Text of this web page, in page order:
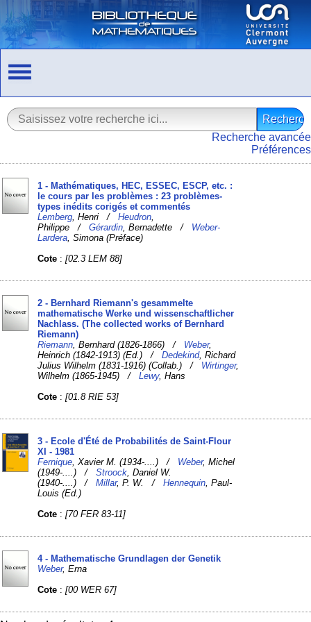
Recherche avancée
Préférences
1 - Mathématiques, HEC, ESSEC, ESCP, etc. :
le cours par les problèmes : 23 problèmes-
types inédits corigés et commentés
Lemberg , Henri /Heudron
Philippe /Gérardin , Bernadette / Weber-
Lardera , Simona (Préface)
Cote :[02.3 LEM 88]
2 - Bernhard Riemann's gesammelte
mathematische Werke und wissenschaftlicher
Nachlass. (The collected works of Bernhard
Riemann)
Riemann , Bernhard (1826-1866) / Weber,
Heinrich (1842-1913) (Ed.) /Dedekind, Richard
Julius Wilhelm (1831-1916) (Collab.) / Wirtinger,
Wilhelm (1865-1945) /Lewy, Hans
Cote :[01.8 RIE 53]
3 - Ecole d'Été de Probabilités de Saint-Flour
XI - 1981
Fernique , Xavier M. (1934-....) / Weber, Michel
(1949-....) /Stroock , Daniel W.
(1940-....) /Millar, P. W. /Hennequin , Paul-
Louis (Ed.)
Cote :[70 FER 83-11]
4 - Mathematische Grundlagen der Genetik
Weber, Erna
Cote :[00 WER 67]